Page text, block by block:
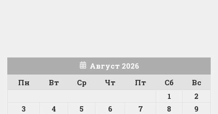
Август 2026
Пн
Вт Ср Чт Пт Сб
Вс
1
2
3
4 5 6 7 8
9